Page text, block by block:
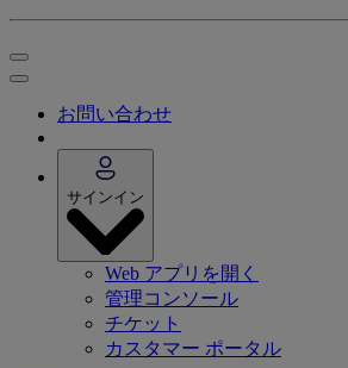
お問い合わせ
サインイン
Web アプリを開く
管理コンソール
チケット
カスタマー ポータル